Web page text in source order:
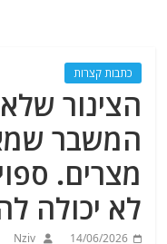
כתבות קצרות
הצינור
המשבר
מצרים.
לא יכולה
14/06/2026
Nziv